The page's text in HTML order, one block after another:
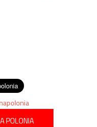
POLONIA